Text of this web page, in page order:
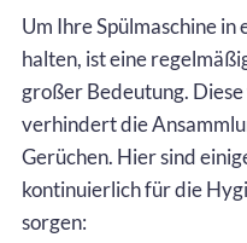
Um Ihre Spülmaschine
halten, ist eine
großer Bedeutung.
verhindert die
Gerüchen. Hier sind
kontinuierlich für die
sorgen: